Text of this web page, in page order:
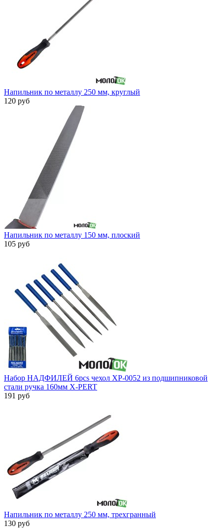
Напильник по металлу 250 мм, круглый
120 руб
Напильник по металлу 150 мм, плоский
105 руб
Набор НАДФИЛЕЙ 6pcs чехол XP-0052 из подшипниковой
стали ручка 160мм X-PERT
191 руб
Напильник по металлу 250 мм, трехгранный
130 руб